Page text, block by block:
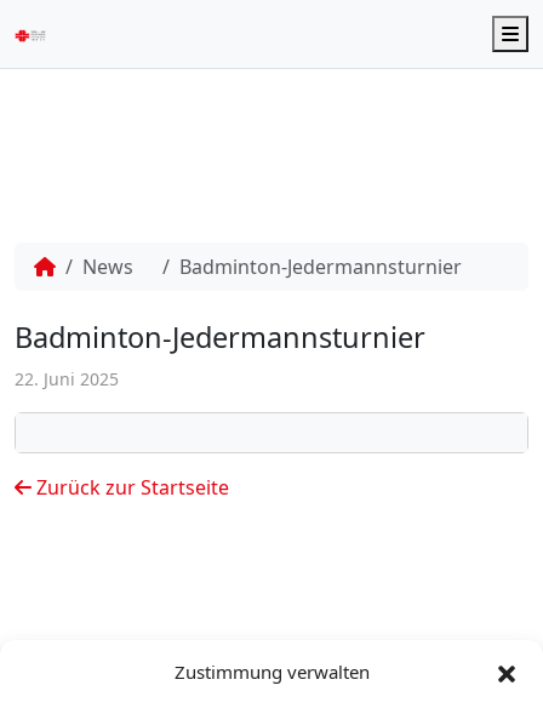
Zustimmung verwalten
News Badminton-Jedermannsturnier
Badminton-Jedermannsturnier
22. Juni 2025
Zurück zur Startseite